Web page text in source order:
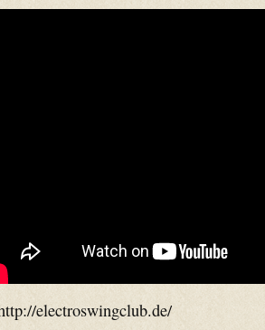
electroswingclub.de/